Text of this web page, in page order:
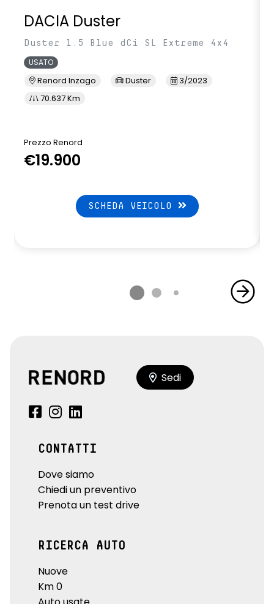
DACIA Duster
Duster 1.5 Blue dCi SL Extreme 4x4
USATO
Renord Inzago Duster
3/2023
70.637 Km
Prezzo Renord
€19.900
SCHEDA VEICOLO
Sedi
CONTATTI
Dove siamo
Chiedi un preventivo
Prenota un test drive
RICERCA AUTO
Nuove
Km 0